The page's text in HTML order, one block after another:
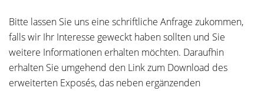
Bitte lassen Sie uns eine schriftliche Anfrage zukommen,
falls wir Ihr Interesse geweckt haben sollten und Sie
weitere Informationen erhalten möchten. Daraufhin
erhalten Sie umgehend den Link zum Download des
erweiterten Exposés, das neben ergänzenden